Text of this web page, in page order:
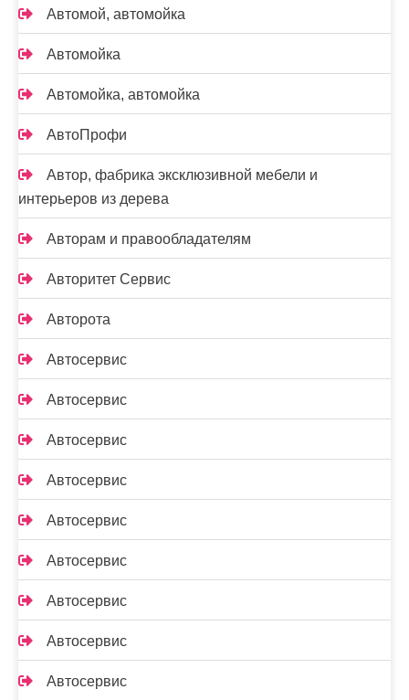
Автомой, автомойка
Автомойка
Автомойка, автомойка
АвтоПрофи
Автор, фабрика эксклюзивной мебели и
интерьеров из дерева
Авторам и правообладателям
Авторитет Сервис
Авторота
Автосервис
Автосервис
Автосервис
Автосервис
Автосервис
Автосервис
Автосервис
Автосервис
Автосервис